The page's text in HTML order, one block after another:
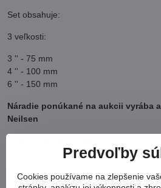
Set obsahuje:
3 veľkosti:
3 '' - 75 mm
4 '' - 100 mm
6 '' - 150 mm
Náradie ponúkané na aukcii vyrába
Neilsen
SŤAHOVÁKY 3-
SŤAHOVÁKY LOŽÍSK /
Predvoľby
Cookies používame na zlepšenie